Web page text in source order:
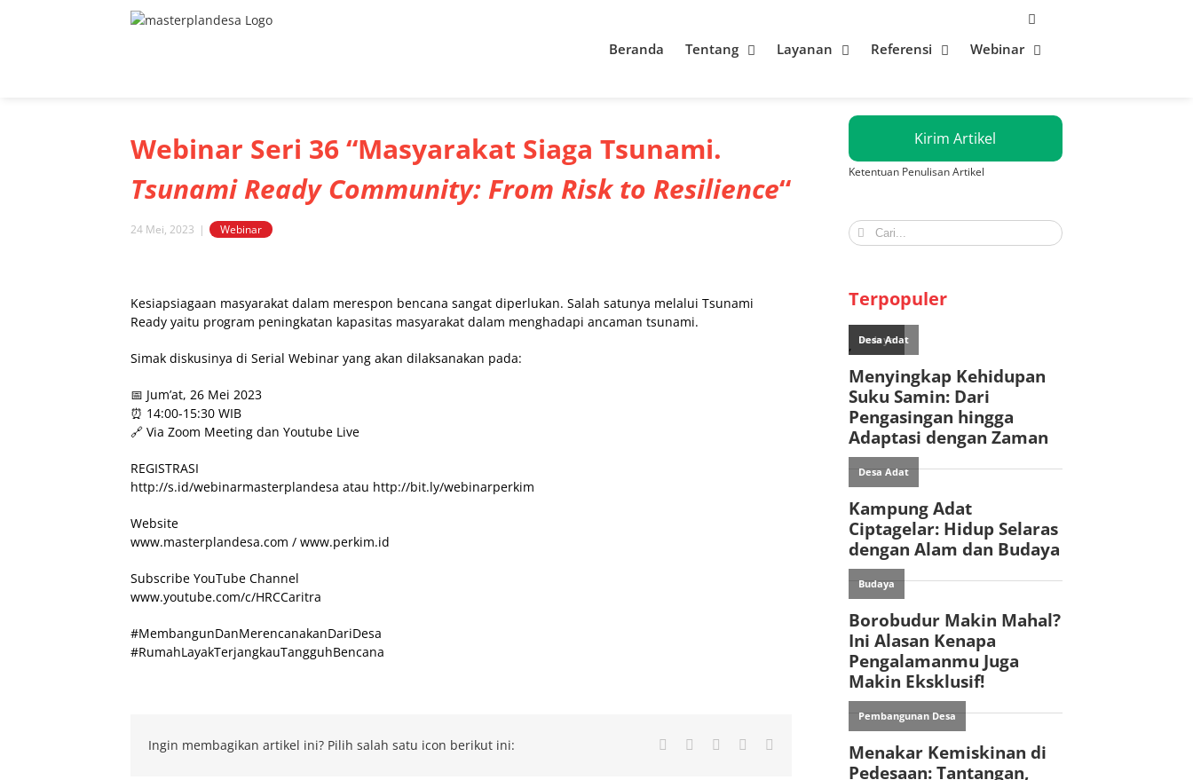
Beranda Tentang Layanan Referensi Webinar
Webinar Seri 36 “Masyarakat Siaga Tsunami.
Tsunami Ready Community: From Risk to Resilience“
24 Mei, 2023 | Webinar
Larger
Image
Kesiapsiagaan masyarakat dalam merespon bencana sangat diperlukan. Salah satunya melalui Tsunami
Ready yaitu program peningkatan kapasitas masyarakat dalam menghadapi ancaman tsunami.
Simak diskusinya di Serial Webinar yang akan dilaksanakan pada:
📅 Jum’at, 26 Mei 2023
⏰ 14:00-15:30 WIB
🔗 Via Zoom Meeting dan Youtube Live
REGISTRASI
http://s.id/webinarmasterplandesa atau http://bit.ly/webinarperkim
Website
www.masterplandesa.com / www.perkim.id
Subscribe YouTube Channel
www.youtube.com/c/HRCCaritra
#MembangunDanMerencanakanDariDesa
#RumahLayakTerjangkauTangguhBencana
Ingin membagikan artikel ini? Pilih salah satu icon berikut ini: Facebook
TwitterLinkedInWhatsapp
Kirim Artikel
Ketentuan Penulisan Artikel
Search
for:
Terpopuler